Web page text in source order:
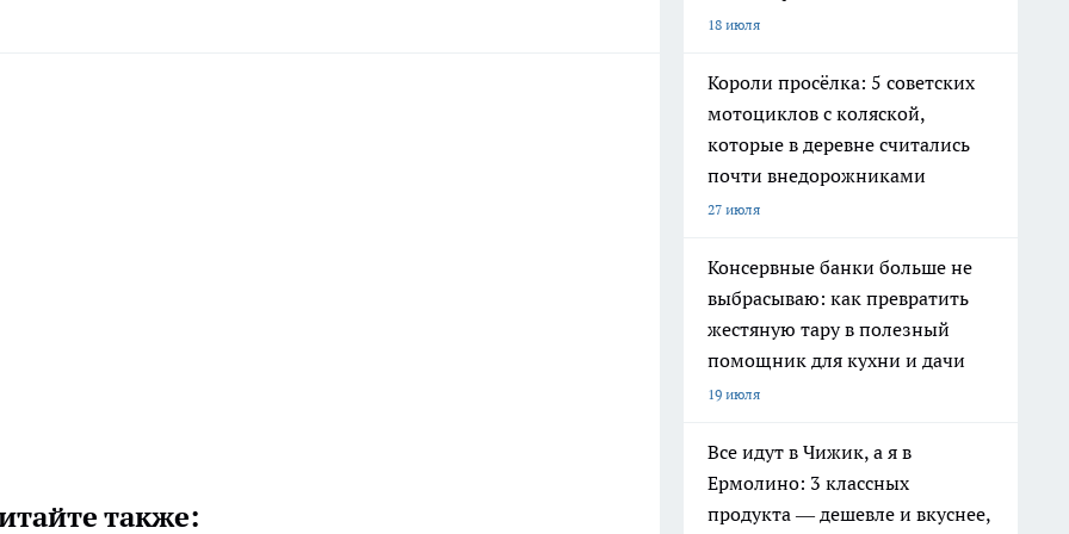
также:
18 июля
Короли просёлка: 5 советских
мотоциклов с коляской,
которые в деревне считались
почти внедорожниками
27 июля
Консервные банки больше не
выбрасываю: как превратить
жестяную тару в полезный
помощник для кухни и дачи
19 июля
Все идут в Чижик, а я в
Ермолино: 3 классных
продукта — дешевле и вкуснее,